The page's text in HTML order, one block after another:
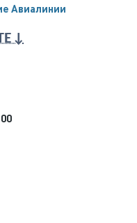
Авиалинии
↓